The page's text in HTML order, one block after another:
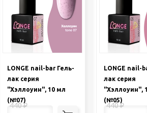
LONGE nail-bar Гель-
лак серия
"Хэллоуин", 10 мл
(№07)
440₽
LONGE nail-
лак серия
"Хэллоуин",
(№05)
440₽